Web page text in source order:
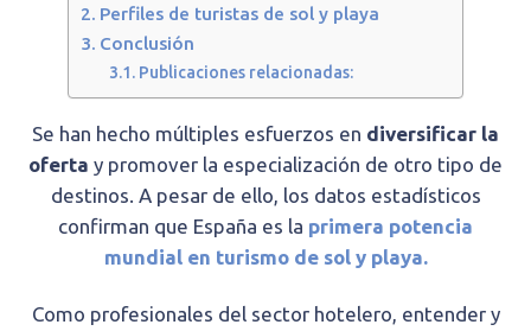
Perfiles de turistas de sol y playa
Conclusión
Publicaciones relacionadas:
Se han hecho múltiples esfuerzos en diversificar la
oferta y promover la especialización de otro tipo de
destinos. A pesar de ello, los datos estadísticos
confirman que España es la primera potencia
mundial en turismo de sol y playa.
Como profesionales del sector hotelero, entender y